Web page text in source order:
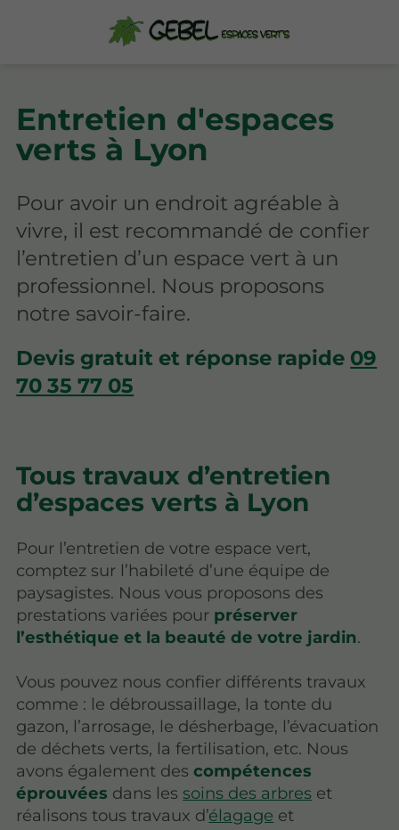
Entretien d'espaces
verts à Lyon
Pour avoir un endroit agréable à
vivre, il est recommandé de confier
l’entretien d’un espace vert à un
professionnel. Nous proposons
notre savoir-faire.
Devis gratuit et réponse rapide 09
70 35 77 05
Tous travaux d’entretien
d’espaces verts à Lyon
Pour l’entretien de votre espace vert,
comptez sur l’habileté d’une équipe de
paysagistes. Nous vous proposons des
prestations variées pour préserver
l’esthétique et la beauté de votre jardin.
Vous pouvez nous confier différents travaux
comme : le débroussaillage, la tonte du
gazon, l’arrosage, le désherbage, l’évacuation
de déchets verts, la fertilisation, etc. Nous
avons également descompétences
éprouvées dans lessoins des arbres et
réalisons tous travaux d’élagage et